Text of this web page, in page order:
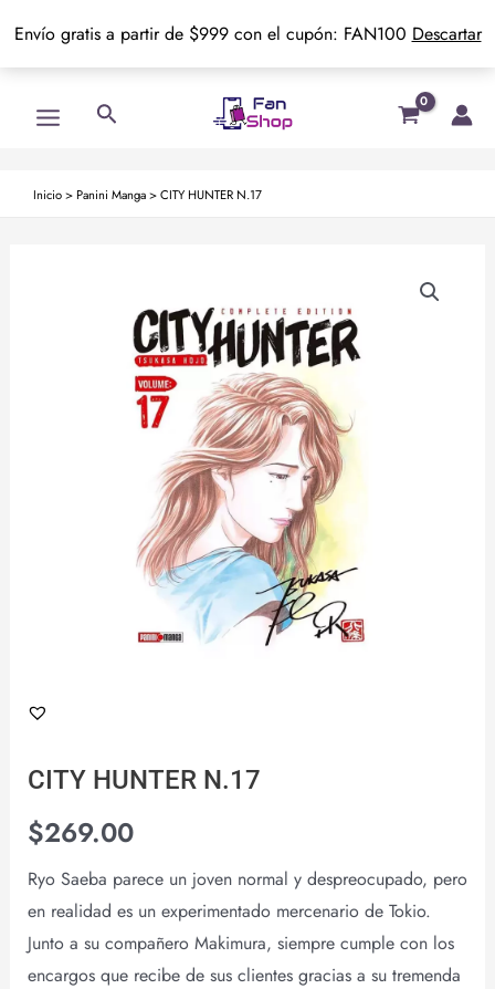
Envío gratis a partir de $999 con el cupón: FAN100 Descartar
Menu
Buscar
Inicio> Panini Manga>CITY HUNTER N.17
CITY HUNTER N.17
$269.00
Ryo Saeba parece un joven normal y despreocupado, pero
en realidad es un experimentado mercenario de Tokio.
Junto a su compañero Makimura, siempre cumple con los
encargos que recibe de sus clientes gracias a su tremenda